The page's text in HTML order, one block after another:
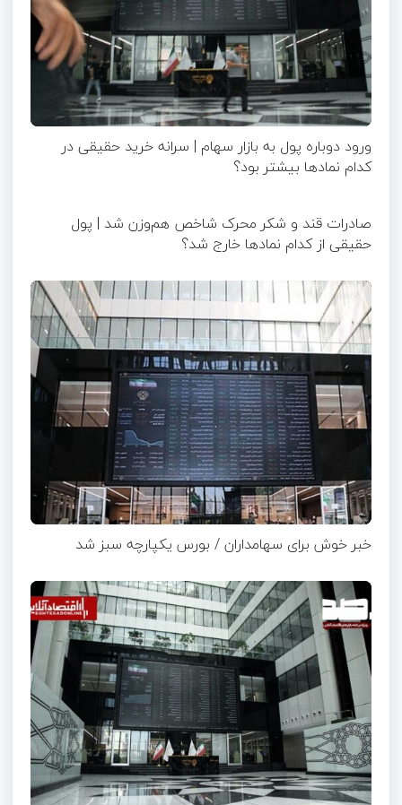
ورود دوباره پول به بازار سهام | سرانه خرید حقیقی در
کدام نماد‌ها بیشتر بود؟
صادرات قند و شکر محرک شاخص هم‌وزن شد | پول
حقیقی از کدام نماد‌ها خارج شد؟
خبر خوش برای سهامداران / بورس یکپارچه سبز شد